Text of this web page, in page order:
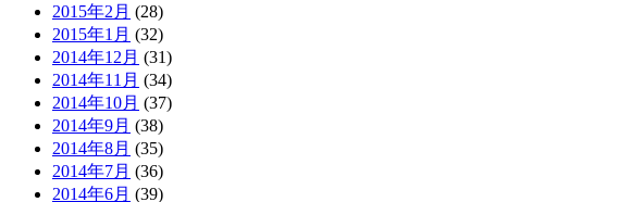
2015年2月 (28)
2015年1月 (32)
2014年12月 (31)
2014年11月 (34)
2014年10月 (37)
2014年9月 (38)
2014年8月 (35)
2014年7月 (36)
2014年6月 (39)